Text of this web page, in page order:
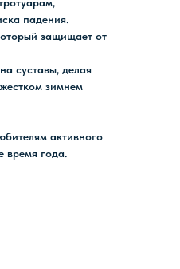
падения.
защищает от
суставы, делая
зимнем
активного
время года.